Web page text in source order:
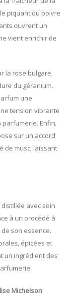
piquant du poivre
ouvrent un
vient enrichir de
la rose bulgare,
du géranium.
une
tension vibrante
parfumerie. Enfin,
sur un accord
de musc, laissant
avec soin
à un procédé à
son essence.
épicées et
un ingrédient des
Michelson